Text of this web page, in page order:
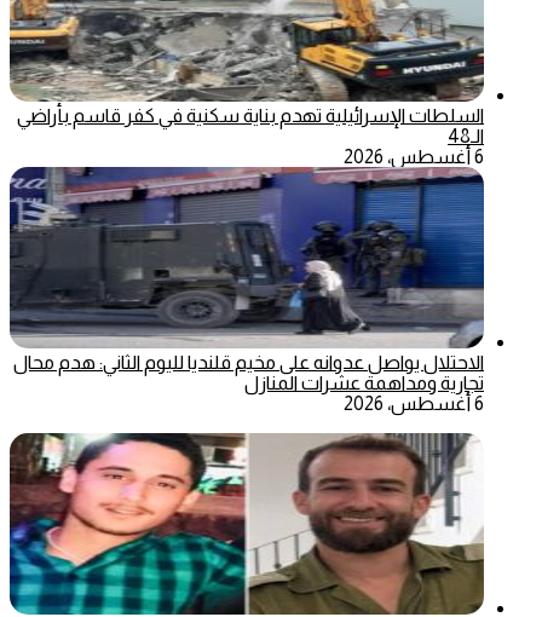
السلطات الإسرائيلية تهدم بناية سكنية في كفر قاسم بأراضي
الـ48
6 أغسطس، 2026
الاحتلال يواصل عدوانه على مخيم قلنديا لليوم الثاني: هدم محال
تجارية ومداهمة عشرات المنازل
6 أغسطس، 2026